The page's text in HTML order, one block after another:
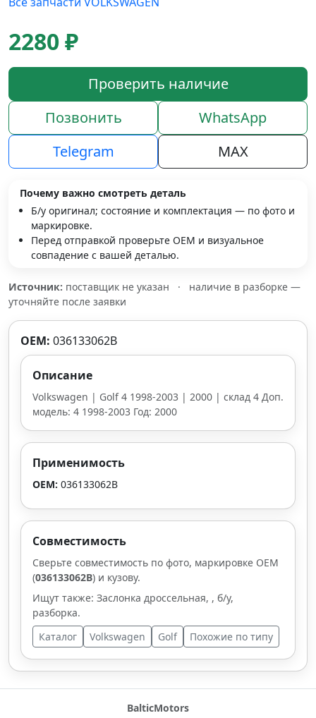
2280 ₽
Проверить наличие
Позвонить
WhatsApp
Telegram
MAX
Почему важно смотреть деталь
Б/у оригинал; состояние и комплектация — по фото и
маркировке.
Перед отправкой проверьте OEM и визуальное
совпадение с вашей деталью.
Источник: поставщик не указан ·
наличие в разборке —
уточняйте после заявки
OEM: 036133062B
Описание
Volkswagen | Golf 4 1998-2003 | 2000 | склад 4 Доп.
модель: 4 1998-2003 Год: 2000
Применимость
OEM: 036133062B
Совместимость
Сверьте совместимость по фото, маркировке OEM
(036133062B) и кузову.
Ищут также: Заслонка дроссельная, , б/у,
разборка.
Каталог
Volkswagen Golf Похожие по типу
BalticMotors